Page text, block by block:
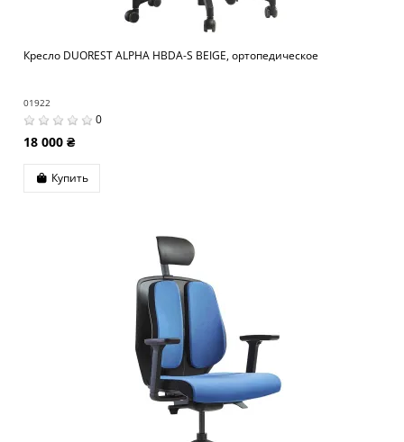
Кресло DUOREST ALPHA HBDA-S BEIGE, ортопедическое
01922
0
18 000 ₴
Купить